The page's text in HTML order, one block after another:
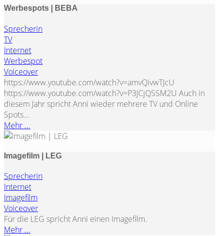
Werbespots | BEBA
Sprecherin
TV
Internet
Werbespot
Voiceover
https://www.youtube.com/watch?v=amvQivwTJcU
https://www.youtube.com/watch?v=P3JCjQSSM2U Auch in
diesem Jahr spricht Anni wieder mehrere TV und Online
Spots...
Mehr ...
Imagefilm | LEG
Sprecherin
Internet
Imagefilm
Voiceover
Für die LEG spricht Anni einen Imagefilm.
Mehr ...